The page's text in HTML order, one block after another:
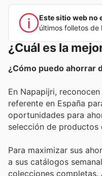
Este sitio web no
últimos folletos de
¿Cuál es la
¿Cómo puedo ahorrar
En Napapijri,
referente en España
oportunidades para
selección de productos
Para maximizar sus
a sus catálogos
colecciones